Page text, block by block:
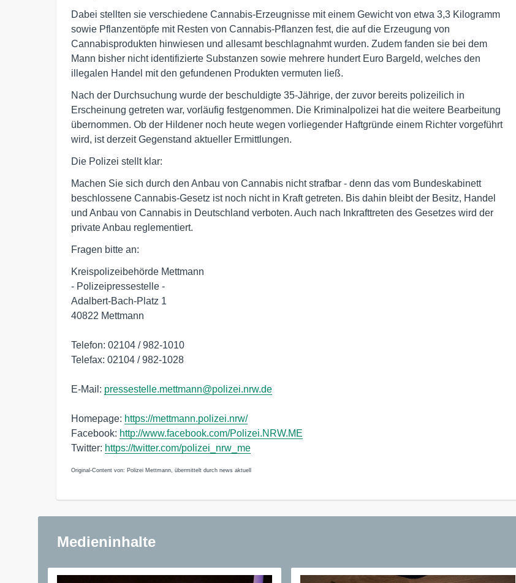
Dabei stellten sie verschiedene Cannabis-Erzeugnisse mit einem Gewicht von etwa 3,3 Kilogramm
sowie Pflanzentöpfe mit Resten von Cannabis-Pflanzen fest, die auf die Erzeugung von
Cannabisprodukten hinwiesen und allesamt beschlagnahmt wurden. Zudem fanden sie bei dem
Mann bisher nicht identifizierte Substanzen sowie mehrere hundert Euro Bargeld, welches den
illegalen Handel mit den gefundenen Produkten vermuten ließ.
Nach der Durchsuchung wurde der beschuldigte 35-Jährige, der zuvor bereits polizeilich in
Erscheinung getreten war, vorläufig festgenommen. Die Kriminalpolizei hat die weitere Bearbeitung
übernommen. Ob der Hildener noch heute wegen vorliegender Haftgründe einem Richter vorgeführt
wird, ist derzeit Gegenstand aktueller Ermittlungen.
Die Polizei stellt klar:
Machen Sie sich durch den Anbau von Cannabis nicht strafbar - denn das vom Bundeskabinett
beschlossene Cannabis-Gesetz ist noch nicht in Kraft getreten. Bis dahin bleibt der Besitz, Handel
und Anbau von Cannabis in Deutschland verboten. Auch nach Inkrafttreten des Gesetzes wird der
private Anbau reglementiert.
Fragen bitte an:
Kreispolizeibehörde Mettmann
- Polizeipressestelle -
Adalbert-Bach-Platz 1
40822 Mettmann
Telefon: 02104 / 982-1010
Telefax: 02104 / 982-1028
E-Mail: pressestelle.mettmann@polizei.nrw.de
Homepage: https://mettmann.polizei.nrw/
Facebook: http://www.facebook.com/Polizei.NRW.ME
Twitter: https://twitter.com/polizei_nrw_me
Original-Content von: Polizei Mettmann, übermittelt durch news aktuell
Medieninhalte